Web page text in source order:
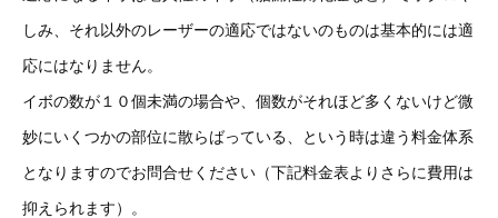
しみ、それ以外のレーザーの適応ではないのものは基本的には適
応にはなりません。
イボの数が１０個未満の場合や、個数がそれほど多くないけど微
妙にいくつかの部位に散らばっている、という時は違う料金体系
となりますのでお問合せください（下記料金表よりさらに費用は
抑えられます）。